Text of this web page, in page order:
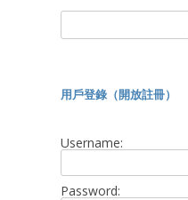
for:
用戶登錄（開放註冊）
Username:
Password: